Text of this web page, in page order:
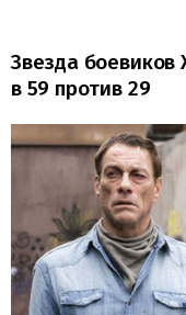
Звезда
в 59 против 29